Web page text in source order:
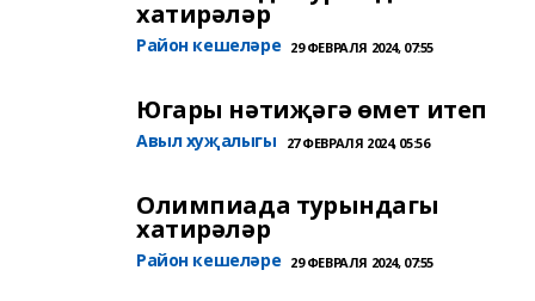
хатирәләр
Район кешеләре 29 ФЕВРАЛЯ 2024, 07:55
Югары нәтиҗәгә өмет итеп
Авыл хуҗалыгы 27 ФЕВРАЛЯ 2024, 05:56
Олимпиада турындагы
хатирәләр
Район кешеләре 29 ФЕВРАЛЯ 2024, 07:55